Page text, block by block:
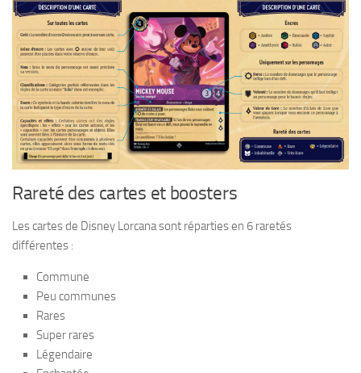
Rareté des cartes et boosters
Les cartes de Disney Lorcana sont réparties en 6 raretés
différentes :
Commune
Peu communes
Rares
Super rares
Légendaire